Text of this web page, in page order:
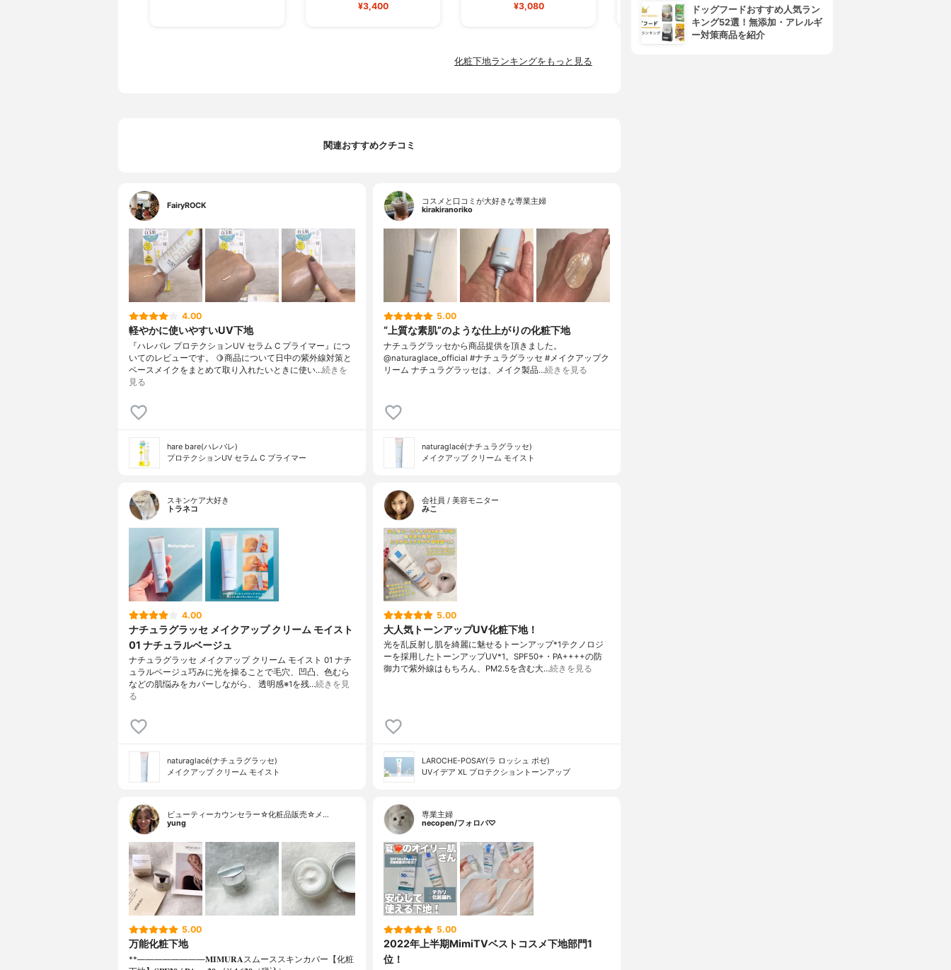
¥3,400 ¥3,080
化粧下地ランキングをもっと見る
関連おすすめクチコミ
FairyROCK
4.00
軽やかに使いやすいUV下地
『ハレバレ プロテクションUV セラム C プライマー』につ
いてのレビューです。 🍋商品について日中の紫外線対策と
ベースメイクをまとめて取り入れたいときに使い…続きを
見る
hare bare(ハレバレ)
プロテクションUV セラム C プライマー
コスメと口コミが大好きな専業主婦
kirakiranoriko
5.00
“上質な素肌”のような仕上がりの化粧下地
ナチュラグラッセから商品提供を頂きました。
@naturaglace_official #ナチュラグラッセ #メイクアップク
リーム ナチュラグラッセは、メイク製品…続きを見る
naturaglacé(ナチュラグラッセ)
メイクアップ クリーム モイスト
スキンケア大好き
トラネコ
4.00
ナチュラグラッセ メイクアップ クリーム モイスト
01 ナチュラルベージュ
ナチュラグラッセ メイクアップ クリーム モイスト 01 ナチ
ュラルベージュ巧みに光を操ることで毛穴、凹凸、色むら
などの肌悩みをカバーしながら、 透明感※1を残…続きを見
る
naturaglacé(ナチュラグラッセ)
メイクアップ クリーム モイスト
会社員 / 美容モニター
みこ
5.00
大人気トーンアップUV化粧下地！
光を乱反射し肌を綺麗に魅せるトーンアップ*1テクノロジ
ーを採用したトーンアップUV*1。SPF50+・PA++++の防
御力で紫外線はもちろん、PM2.5を含む大…続きを見る
LAROCHE-POSAY(ラ ロッシュ ポゼ)
UVイデア XL プロテクショントーンアップ
ビューティーカウンセラー☆化粧品販売☆メ…
yung
5.00
万能化粧下地
**⁡⁡⁡————————⁡𝐌𝐈𝐌𝐔𝐑𝐀スムーススキンカバー【化粧
専業主婦
necopen/フォロバ♡
5.00
2022年上半期MimiTVベストコスメ下地部門1
位！
ドッグフードおすすめ人気ラン
キング52選！無添加・アレルギ
ー対策商品を紹介